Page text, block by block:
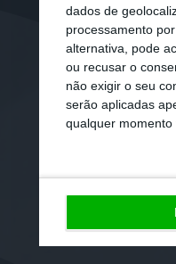
dados de
processamento
alternativa, pode
ou recusar o
não exigir o seu
serão aplicadas
qualquer momento